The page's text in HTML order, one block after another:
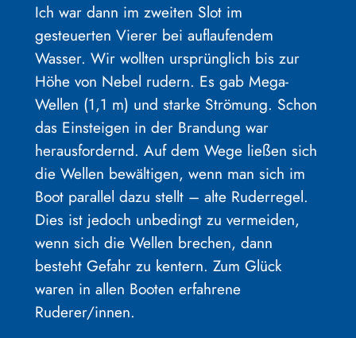
Ich war dann im zweiten Slot im
gesteuerten Vierer bei auflaufendem
Wasser. Wir wollten ursprünglich bis zur
Höhe von Nebel rudern. Es gab Mega-
Wellen (1,1 m) und starke Strömung. Schon
das Einsteigen in der Brandung war
herausfordernd. Auf dem Wege ließen sich
die Wellen bewältigen, wenn man sich im
Boot parallel dazu stellt – alte Ruderregel.
Dies ist jedoch unbedingt zu vermeiden,
wenn sich die Wellen brechen, dann
besteht Gefahr zu kentern. Zum Glück
waren in allen Booten erfahrene
Ruderer/innen.